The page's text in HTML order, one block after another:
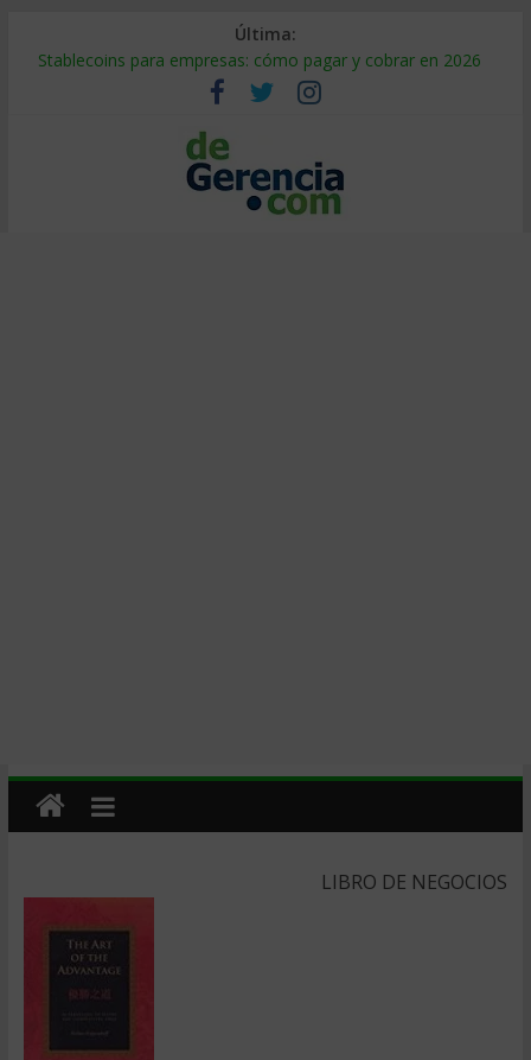
Última:
Stablecoins para empresas: cómo pagar y cobrar en 2026
Despido silencioso: qué es y por qué sale tan caro
IA en selección de personal: cómo auditarla a tiempo
Trabajo forzoso en la cadena de suministro: qué hacer
Mercado hispano de EE. UU.: cómo segmentarlo y venderle
LIBRO DE NEGOCIOS